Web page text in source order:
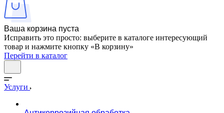
Ваша корзина пуста
Исправить это просто: выберите в каталоге интересующий
товар и нажмите кнопку «В корзину»
Перейти в каталог
Услуги